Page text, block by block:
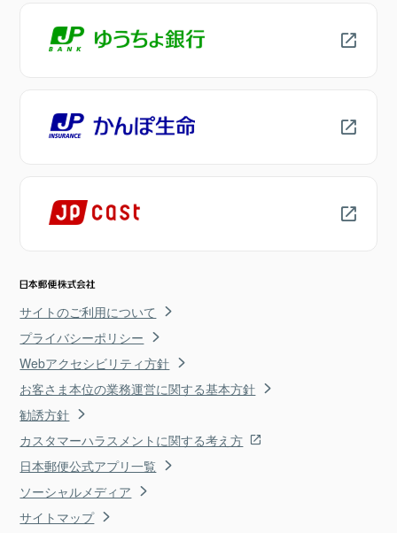
サイトのご利用について
プライバシーポリシー
Webアクセシビリティ方針
お客さま本位の業務運営に関する基本方針
勧誘方針
カスタマーハラスメントに関する考え方
日本郵便公式アプリ一覧
ソーシャルメディア
サイトマップ